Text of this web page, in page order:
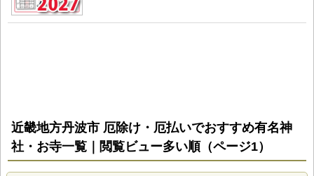
近畿地方丹波市 厄除け・厄払いでおすすめ有名神
社・お寺一覧｜閲覧ビュー多い順（ページ1）